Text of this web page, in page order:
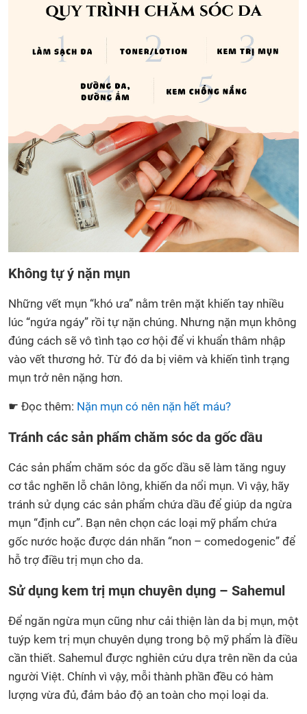
Không tự ý nặn mụn
Những vết mụn “khó ưa” nằm trên mặt khiến tay nhiều
lúc “ngứa ngáy” rồi tự nặn chúng. Nhưng nặn mụn không
đúng cách sẽ vô tình tạo cơ hội để vi khuẩn thâm nhập
vào vết thương hở. Từ đó da bị viêm và khiến tình trạng
mụn trở nên nặng hơn.
☛ Đọc thêm: Nặn mụn có nên nặn hết máu?
Tránh các sản phẩm chăm sóc da gốc dầu
Các sản phẩm chăm sóc da gốc dầu sẽ làm tăng nguy
cơ tắc nghẽn lỗ chân lông, khiến da nổi mụn. Vì vậy, hãy
tránh sử dụng các sản phẩm chứa dầu để giúp da ngừa
mụn “định cư”. Bạn nên chọn các loại mỹ phẩm chứa
gốc nước hoặc được dán nhãn “non – comedogenic” để
hỗ trợ điều trị mụn cho da.
Sử dụng kem trị mụn chuyên dụng – Sahemul
Để ngăn ngừa mụn cũng như cải thiện làn da bị mụn, một
tuýp kem trị mụn chuyên dụng trong bộ mỹ phẩm là điều
cần thiết. Sahemul được nghiên cứu dựa trên nền da của
người Việt. Chính vì vậy, mỗi thành phần đều có hàm
lượng vừa đủ, đảm bảo độ an toàn cho mọi loại da.